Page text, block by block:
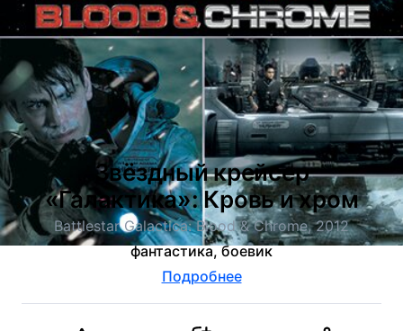
Звёздный крейсер
«Галактика»: Кровь и хром
Battlestar Galactica: Blood & Chrome, 2012
фантастика, боевик
Подробнее